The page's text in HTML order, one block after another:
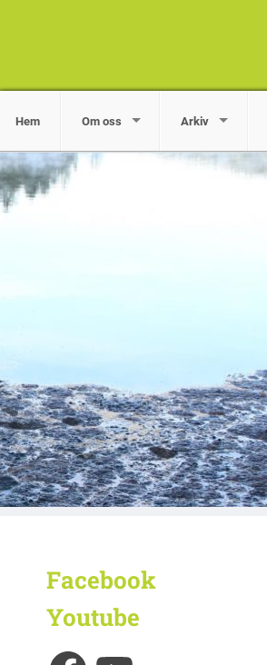
Hem Om oss Arkiv
Facebook
Youtube